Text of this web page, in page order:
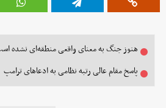
هنوز جنگ به معنای واقعی منطقه‌ای نشده
پاسخ مقام عالی رتبه نظامی به ادعاهای ترامپ